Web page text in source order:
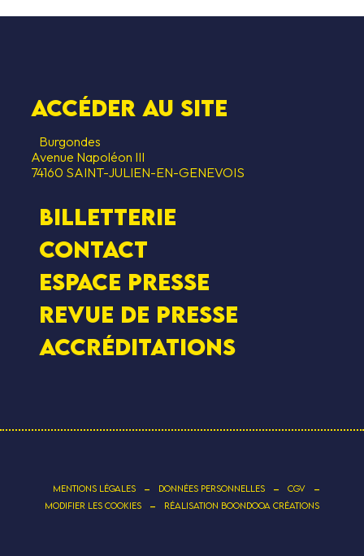
Accéder au SITE
Burgondes
Avenue Napoléon III
74160 SAINT-JULIEN-EN-GENEVOIS
Billetterie
Contact
Espace presse
Revue de presse
Accréditations
MENTIONS LÉGALES - DONNÉES PERSONNELLES - CGV -
MODIFIER LES COOKIES - RÉALISATION BOONDOOA CRÉATIONS